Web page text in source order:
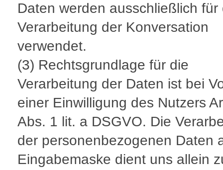
Daten werden ausschließlich für
Verarbeitung der Konversation
verwendet.
(3) Rechtsgrundlage für die
Verarbeitung der Daten ist bei
einer Einwilligung des Nutzers
Abs. 1 lit. a DSGVO. Die
der personenbezogenen Daten
Eingabemaske dient uns allein